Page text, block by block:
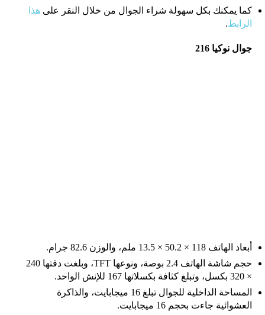
كما يمكنك بكل سهولة شراء الجوال من خلال النقر علىهذا
الرابط.
جوال نوكيا 216
أبعاد الهاتف 118 × 50.2 × 13.5 ملم، والوزن 82.6 جرام.
حجم شاشة الهاتف 2.4 بوصة، ونوعها TFT، وبلغت دقتها 240
× 320 بكسل، وتبلغ كثافة بكسلاتها 167 للإنش الواحد.
المساحة الداخلية للجوال تبلغ
16 ميجابايت، والذاكرة
العشوائية جاءت بحجم 16 ميجابايت.